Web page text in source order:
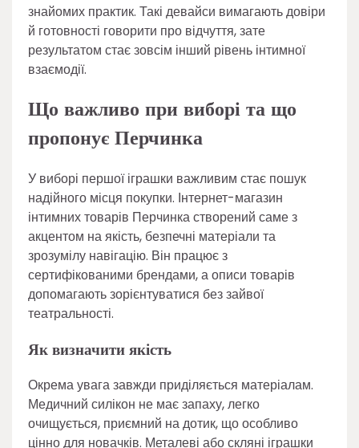
знайомих практик. Такі девайси вимагають довіри
й готовності говорити про відчуття, зате
результатом стає зовсім інший рівень інтимної
взаємодії.
Що важливо при виборі та що
пропонує Перчинка
У виборі першої іграшки важливим стає пошук
надійного місця покупки. Інтернет-магазин
інтимних товарів Перчинка створений саме з
акцентом на якість, безпечні матеріали та
зрозумілу навігацію. Він працює з
сертифікованими брендами, а описи товарів
допомагають зорієнтуватися без зайвої
театральності.
Як визначити якість
Окрема увага завжди приділяється матеріалам.
Медичний силікон не має запаху, легко
очищується, приємний на дотик, що особливо
цінно для новачків. Металеві або скляні іграшки